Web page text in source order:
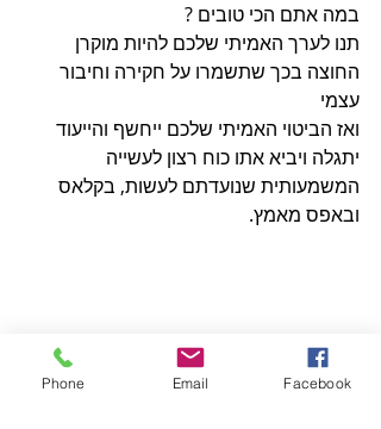
במה אתם הכי טובים ?
תנו לערך האמיתי שלכם להיות מוקרן
החוצה בכך שתשמרו על חקירה וחיבור
עצמי
ואז הביטוי האמיתי שלכם ייחשף והייעוד
יתגלה ויביא אתו כוח רצון לעשייה
המשמעותית שנועדתם לעשות, בקלאס
ובאפס מאמץ.
Phone Email Facebook